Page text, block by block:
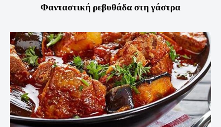
Φανταστική ρεβυθάδα στη γάστρα